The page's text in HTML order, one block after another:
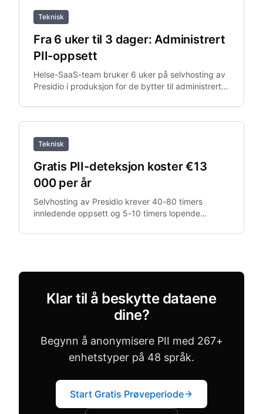
Teknisk
Fra 6 uker til 3 dager: Administrert
PII-oppsett
Helse-SaaS-team bruker 6 uker på selvhosting av
Presidio i produksjon for de bytter til administrert
distribusjonsprosjektet.
Teknisk
Gratis PII-deteksjon koster €13
000 per år
Selvhosting av Presidio krever 40-80 timers
innledende oppsett og 5-10 timers lopende
ingeniorkostnader utgjor det €13 200+.
Klar til å beskytte dataene
dine?
Begynn å anonymisere PII med 267+
enhetstyper på 48 språk.
Start Gratis Prøveperiode